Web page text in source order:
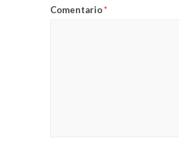
Comentario*